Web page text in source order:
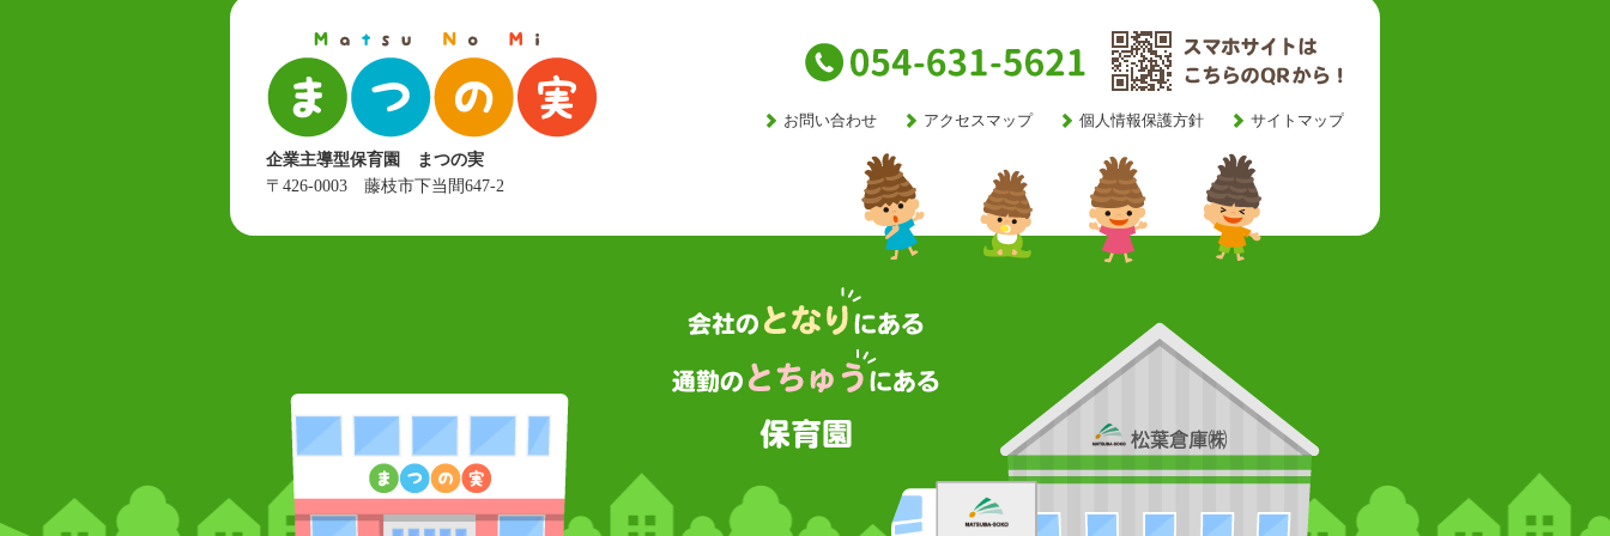
企業主導型保育園 まつの実
〒426-0003 藤枝市下当間647-2
お問い合わせ アクセスマップ 個人情報保護方針 サイトマップ